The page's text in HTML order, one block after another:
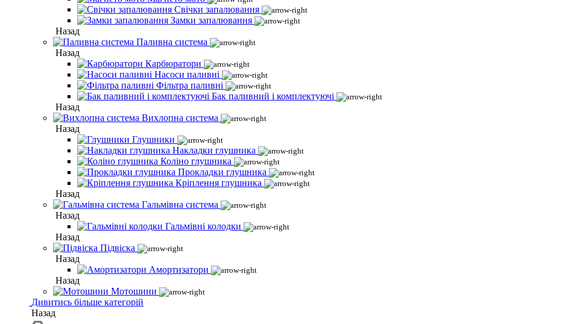
Свічки запалювання
Замки запалювання
Назад
Паливна система
Назад
Карбюратори
Насоси паливні
Фільтра паливні
Бак паливний і комплектуючі
Назад
Вихлопна система
Назад
Глушники
Накладки глушника
Коліно глушника
Прокладки глушника
Кріплення глушника
Назад
Гальмівна система
Назад
Гальмівні колодки
Назад
Підвіска
Назад
Амортизатори
Назад
Мотошини
Дивитись більше категорій
Назад